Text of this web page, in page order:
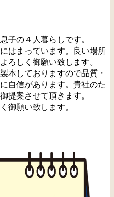
子の４人暮らしです。
はまっています。良い場所
ろしく御願い致します。
本しておりますので品質・
自信があります。貴社のた
提案させて頂きます。
御願い致します。